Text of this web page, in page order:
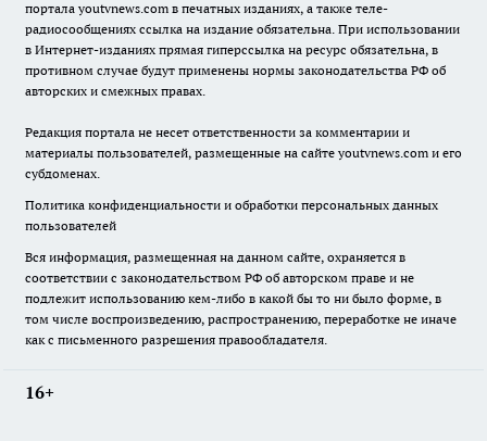
портала youtvnews.com в печатных изданиях, а также теле-
радиосообщениях ссылка на издание обязательна. При использовании
в Интернет-изданиях прямая гиперссылка на ресурс обязательна, в
противном случае будут применены нормы законодательства РФ об
авторских и смежных правах.
Редакция портала не несет ответственности за комментарии и
материалы пользователей, размещенные на сайте youtvnews.com и его
субдоменах.
Политика конфиденциальности и обработки персональных данных
пользователей
Вся информация, размещенная на данном сайте, охраняется в
соответствии с законодательством РФ об авторском праве и не
подлежит использованию кем-либо в какой бы то ни было форме, в
том числе воспроизведению, распространению, переработке не иначе
как с письменного разрешения правообладателя.
16+